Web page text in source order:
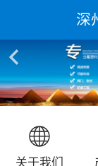
深
关于我们
国庆